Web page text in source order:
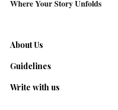
Where Your Story Unfolds
About Us
Guidelines
Write with us